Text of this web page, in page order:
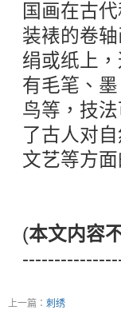
国画在古
装裱的卷
绢或纸上
有毛笔、
鸟等，技
了古人对
文艺等方面
(本文内容
上一篇： 刺绣